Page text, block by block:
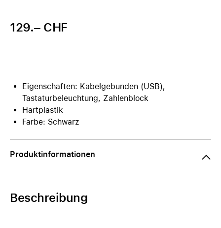
129.– CHF
Eigenschaften: Kabelgebunden (USB),
Tastaturbeleuchtung, Zahlenblock
Hartplastik
Farbe: Schwarz
Produktinformationen
Beschreibung